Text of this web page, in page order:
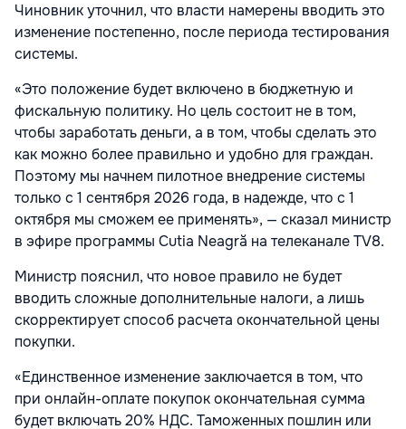
Чиновник уточнил, что власти намерены вводить это
изменение постепенно, после периода тестирования
системы.
«Это положение будет включено в бюджетную и
фискальную политику. Но цель состоит не в том,
чтобы заработать деньги, а в том, чтобы сделать это
как можно более правильно и удобно для граждан.
Поэтому мы начнем пилотное внедрение системы
только с 1 сентября 2026 года, в надежде, что с 1
октября мы сможем ее применять», — сказал министр
в эфире программы Cutia Neagră на телеканале TV8.
Министр пояснил, что новое правило не будет
вводить сложные дополнительные налоги, а лишь
скорректирует способ расчета окончательной цены
покупки.
«Единственное изменение заключается в том, что
при онлайн-оплате покупок окончательная сумма
будет включать 20% НДС. Таможенных пошлин или